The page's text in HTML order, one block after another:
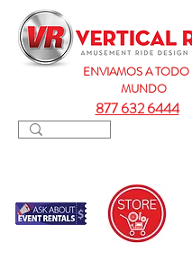
ENVIAMOS A TODO
MUNDO
877 632 6444